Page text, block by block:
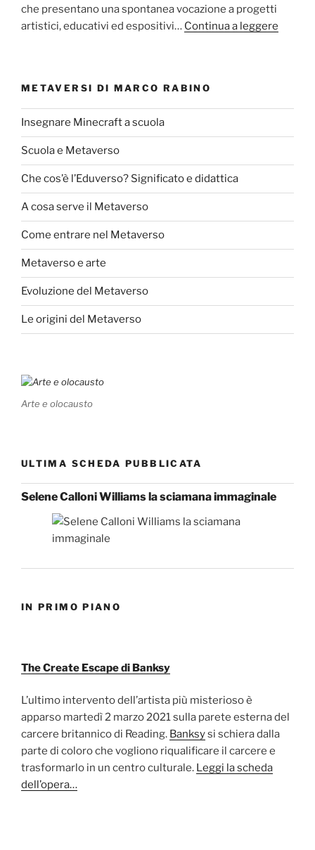
che presentano una spontanea vocazione a progetti
artistici, educativi ed espositivi… Continua a leggere
METAVERSI DI MARCO RABINO
Insegnare Minecraft a scuola
Scuola e Metaverso
Che cos’è l’Eduverso? Significato e didattica
A cosa serve il Metaverso
Come entrare nel Metaverso
Metaverso e arte
Evoluzione del Metaverso
Le origini del Metaverso
Arte e olocausto
ULTIMA SCHEDA PUBBLICATA
Selene Calloni Williams la sciamana immaginale
IN PRIMO PIANO
The Create Escape di Banksy
L’ultimo intervento dell’artista più misterioso è
apparso martedì 2 marzo 2021 sulla parete esterna del
carcere britannico di Reading. Banksysi schiera dalla
parte di coloro che vogliono riqualificare il carcere e
trasformarlo in un centro culturale. Leggi la scheda
dell’opera…